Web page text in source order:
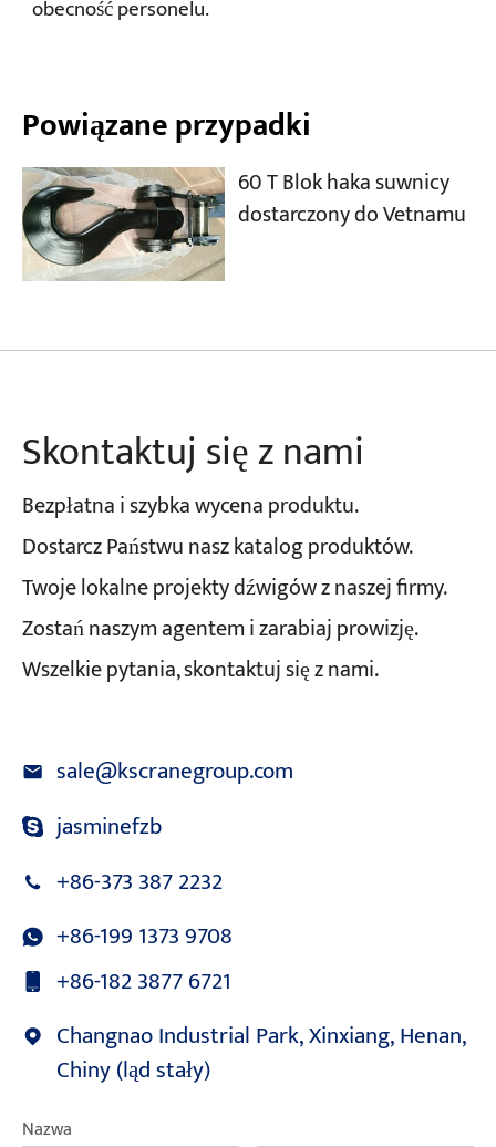
obecność personelu.
Powiązane przypadki
60 T Blok haka suwnicy
dostarczony do Vetnamu
Skontaktuj się z nami
Bezpłatna i szybka wycena produktu.
Dostarcz Państwu nasz katalog produktów.
Twoje lokalne projekty dźwigów z naszej firmy.
Zostań naszym agentem i zarabiaj prowizję.
Wszelkie pytania, skontaktuj się z nami.
sale@kscranegroup.com
jasminefzb
+86-373 387 2232
+86-199 1373 9708
+86-182 3877 6721
Changnao Industrial Park, Xinxiang, Henan,
Chiny (ląd stały)
Nazwa